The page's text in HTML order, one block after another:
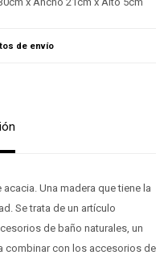
de envío
Una madera que tiene la
Se trata de un artículo
de baño naturales, un
combinar con los accesorios de